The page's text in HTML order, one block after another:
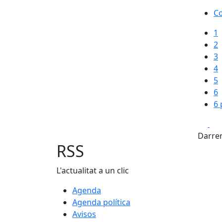
1
2
3
4
5
6
6
RSS
L'actualitat a un clic
Agenda
Agenda política
Avisos